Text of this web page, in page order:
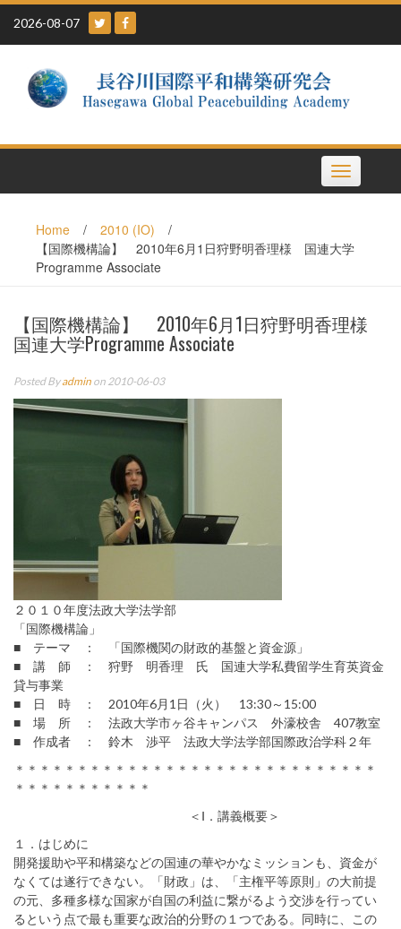
Skip
content
2026-08-07
Toggle
navigation
Home / 2010 (IO)
/
【国際機構論】 2010年6月1日狩野明香理様 国連大学
Programme Associate
【国際機構論】 2010年6月1日狩野明香理様
国連大学Programme Associate
Posted Byadmin on 2010-06-03
２０１０年度法政大学法学部
「国際機構論」
■ テーマ ： 「国際機関の財政的基盤と資金源」
■ 講 師 ： 狩野 明香理 氏 国連大学私費留学生育英資金
貸与事業
■ 日 時 ： 2010年6月1日（火） 13:30～15:00
■ 場 所 ： 法政大学市ヶ谷キャンパス 外濠校舎 407教室
■ 作成者 ： 鈴木 渉平 法政大学法学部国際政治学科２年
＊＊＊＊＊＊＊＊＊＊＊＊＊＊＊＊＊＊＊＊＊＊＊＊＊＊＊＊＊
＊＊＊＊＊＊＊＊＊＊＊
＜Ⅰ．講義概要＞
１．はじめに
開発援助や平和構築などの国連の華やかなミッションも、資金が
なくては遂行できない。「財政」は、「主権平等原則」の大前提
の元、多種多様な国家が自国の利益に繋がるよう交渉を行ってい
るという点で最も重要な政治的分野の１つである。同時に、この